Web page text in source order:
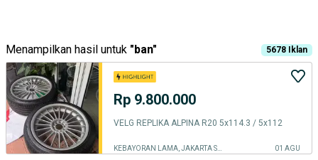
Menampilkan hasil untuk "ban" 5678 Iklan
Rp 9.800.000
VELG REPLIKA ALPINA R20 5x114.3 / 5x112
01 AGU